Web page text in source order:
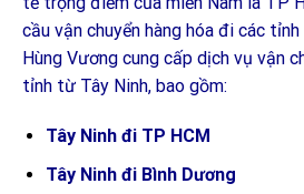
cầu vận chuyển hàng hóa đi các
Hùng Vương cung cấp dịch vụ vận
tỉnh từ Tây Ninh, bao gồm:
Tây Ninh đi TP HCM
Tây Ninh đi Bình Dương